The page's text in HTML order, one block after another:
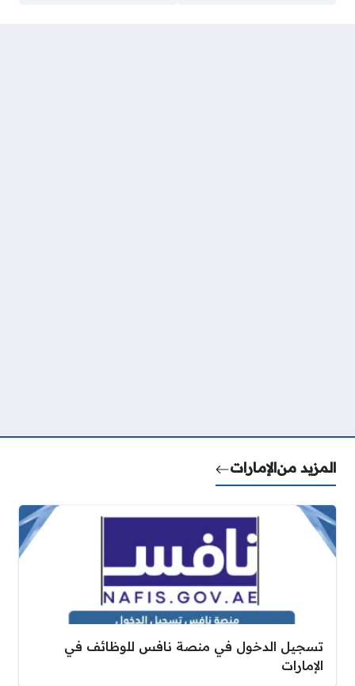
المزيد منالإمارات
تسجيل الدخول في منصة نافس للوظائف في
الإمارات